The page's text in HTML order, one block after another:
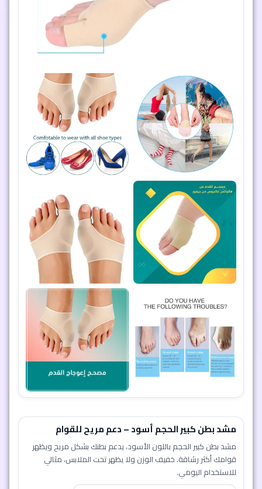
مشد بطن كبير الحجم أسود – دعم مريح للقوام
مشد بطن كبير الحجم باللون الأسود، يدعم بطنك بشكل مريح ويظهر
قوامك أكثر رشاقة. خفيف الوزن ولا يظهر تحت الملابس، مثالي
للاستخدام اليومي.